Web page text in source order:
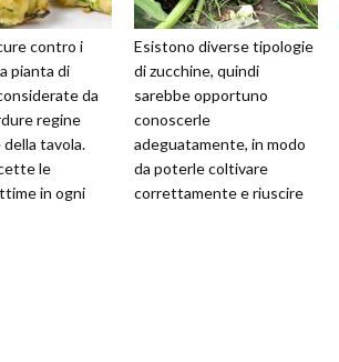
contro i
pianta di
da
regine
tavola.
le
in ogni
Esistono diverse tipologie
di zucchine, quindi
sarebbe opportuno
conoscerle
adeguatamente, in modo
da poterle coltivare
correttamente e riuscire